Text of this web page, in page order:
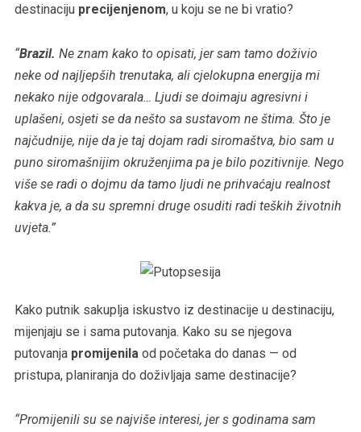
destinaciju precijenjenom, u koju se ne bi vratio?
“Brazil. Ne znam kako to opisati, jer sam tamo doživio
neke od najljepših trenutaka, ali cjelokupna energija mi
nekako nije odgovarala… Ljudi se doimaju agresivni i
uplašeni, osjeti se da nešto sa sustavom ne štima. Što je
najčudnije, nije da je taj dojam radi siromaštva, bio sam u
puno siromašnijim okruženjima pa je bilo pozitivnije. Nego
više se radi o dojmu da tamo ljudi ne prihvaćaju realnost
kakva je, a da su spremni druge osuditi radi teških životnih
uvjeta.”
Kako putnik sakuplja iskustvo iz destinacije u destinaciju,
mijenjaju se i sama putovanja. Kako su se njegova
putovanja promijenila od početaka do danas — od
pristupa, planiranja do doživljaja same destinacije?
“Promijenili su se najviše interesi, jer s godinama sam